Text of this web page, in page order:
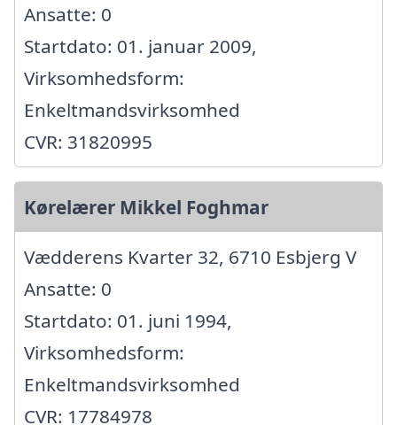
Ansatte: 0
Startdato: 01. januar 2009,
Virksomhedsform:
Enkeltmandsvirksomhed
CVR: 31820995
Kørelærer Mikkel Foghmar
Vædderens Kvarter 32, 6710 Esbjerg V
Ansatte: 0
Startdato: 01. juni 1994,
Virksomhedsform:
Enkeltmandsvirksomhed
CVR: 17784978